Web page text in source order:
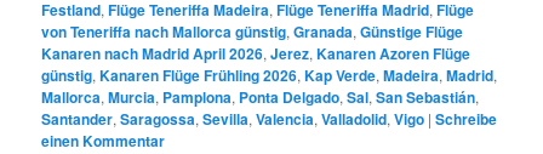
Festland,Flüge Teneriffa Madeira,Flüge Teneriffa Madrid,Flüge
von Teneriffa nach Mallorca günstig,Granada,Günstige Flüge
Kanaren nach Madrid April 2026,Jerez,Kanaren Azoren Flüge
günstig,Kanaren Flüge Frühling 2026,Kap Verde,Madeira,Madrid,
Mallorca,Murcia, Pamplona, Ponta Delgado,Sal,San Sebastián,
Santander,Saragossa,Sevilla,Valencia,Valladolid,Vigo |Schreibe
einen Kommentar